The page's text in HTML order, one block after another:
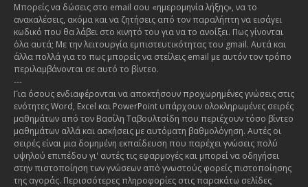
Μπορείς να δώσεις στο email σου «ημερομηνία λήξης», να το
ανακαλέσεις, ακόμα και να ζητήσεις από τον παραλήπτη να εισάγει
κωδικό που θα λάβει στο κινητό του για να το ανοίξει. Πως γίνονται
όλα αυτά; Με την λειτουργία εμπιστευτικότητας του gmail. Αυτά και
άλλα πολλά για το πως μπορείς να στείλεις email με αυτόν τον τρόπο
περιλαμβάνονται σε αυτό το βίντεο.
---
Για όσους ενδιαφέρονται να αποκτήσουν προχωρημένες γνώσεις στις
ενότητες Word, Excel και PowerPoint υπάρχουν ολοκληρωμένες σειρές
μαθημάτων από τον Βασίλη Ταβουλτσίδη που περιέχουν τόσο βίντεο
μαθημάτων αλλά και ασκήσεις με αυτόματη βαθμολόγηση. Αυτές οι
σειρές είναι μια δομημένη εκπαίδευση που παρέχει γνώσεις πολύ
υψηλού επιπέδου γι' αυτές τις εφαρμογές και μπορεί να οδηγήσει
στην πιστοποίηση των γνώσεων από γνωστούς φορείς πιστοποίησης
της αγοράς. Περισσότερες πληροφορίες στις παρακάτω σελίδες